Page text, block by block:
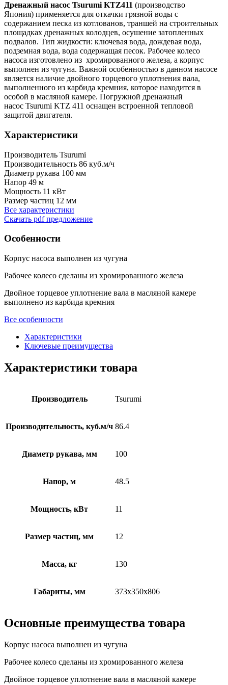
Дренажный насос Tsurumi KTZ411 (производство
Япония) применяется для откачки грязной воды с
содержанием песка из котлованов, траншей на строительных
площадках дренажных колодцев, осушение затопленных
подвалов. Тип жидкости: ключевая вода, дождевая вода,
подземная вода, вода содержащая песок. Рабочее колесо
насоса изготовлено из хромированного железа, а корпус
выполнен из чугуна. Важной особенностью в данном насосе
является наличие двойного торцевого уплотнения вала,
выполненного из карбида кремния, которое находится в
особой в масляной камере. Погружной дренажный
насос Tsurumi KTZ 411 оснащен встроенной тепловой
защитой двигателя.
Характеристики
Производитель Tsurumi
Производительность 86 куб.м/ч
Диаметр рукава 100 мм
Напор 49 м
Мощность 11 кВт
Размер частиц 12 мм
Все характеристики
Скачать pdf предложение
Особенности
Корпус насоса выполнен из чугуна
Рабочее колесо сделаны из хромированного железа
Двойное торцевое уплотнение вала в масляной камере
выполнено из карбида кремния
Все особенности
Характеристики
Ключевые преимущества
Характеристики товара
Производитель Tsurumi
Производительность, куб.м/ч 86.4
Диаметр рукава, мм 100
Напор, м 48.5
Мощность, кВт 11
Размер частиц, мм 12
Масса, кг 130
Габариты, мм 373х350х806
Основные преимущества товара
Корпус насоса выполнен из чугуна
Рабочее колесо сделаны из хромированного железа
Двойное торцевое уплотнение вала в масляной камере